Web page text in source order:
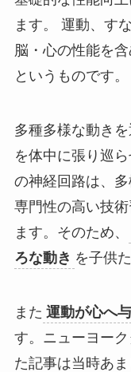
ます。 運動、す
脳・心の性能を
というものです。
多種多様な動き
を体中に張り巡
の神経回路は、
専門性の高い技
ます。そのため、
ろな動き を子供
また 運動が心へ
す。ニューヨー
た記事は当時あ